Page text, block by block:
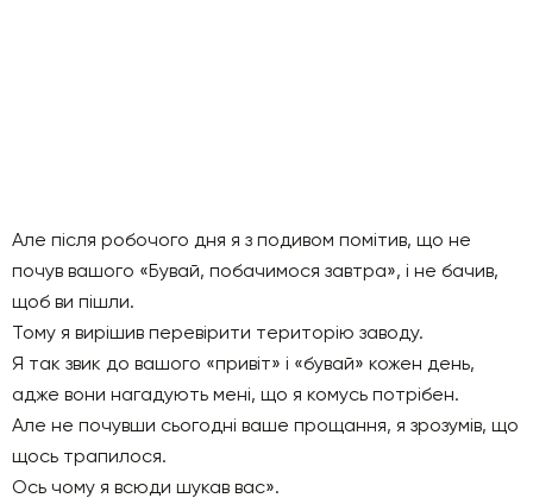
Але після робочого дня я з подивом помітив, що не
почув вашого «Бувай, побачимося завтра», і не бачив,
щоб ви пішли.
Тому я вирішив перевірити територію заводу.
Я так звик до вашого «привіт» і «бувай» кожен день,
адже вони нагадують мені, що я комусь потрібен.
Але не почувши сьогодні ваше прощання, я зрозумів, що
щось трапилося.
Ось чому я всюди шукав вас».